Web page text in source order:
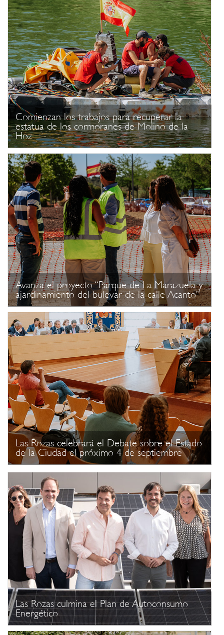
Comienzan los trabajos para recuperar la
estatua de los cormoranes de Molino de la
Hoz
Avanza el proyecto “Parque de La Marazuela y
ajardinamiento del bulevar de la calle Acanto”
Las Rozas celebrará el Debate sobre el Estado
de la Ciudad el próximo 4 de septiembre
Las Rozas culmina el Plan de Autoconsumo
Energético